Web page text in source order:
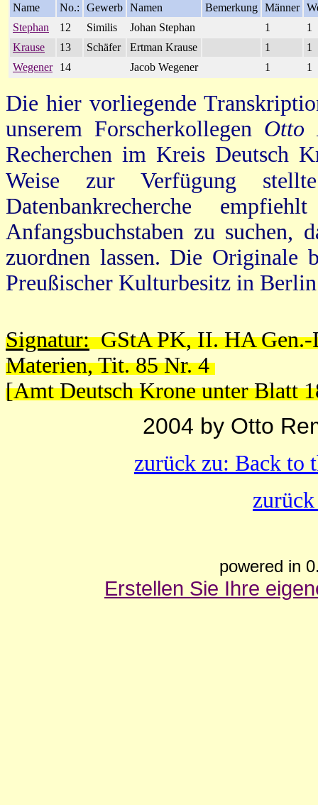
Name
No.: Gewerb Namen Bemerkung Männer
Stephan
12 Similis Johan Stephan 1
1
Krause
13 Schäfer Ertman Krause 1
1
Wegener
14 Jacob Wegener 1 1
Die hier vorliegende
unserem Forscherkollegen Otto
Recherchen im Kreis Deutsch
Weise zur Verfügung
Datenbankrecherche
Anfangsbuchstaben zu suchen,
zuordnen lassen. Die Originale
Preußischer Kulturbesitz in
Signatur:GStA PK, II. HA Gen.-
Materien, Tit. 85 Nr. 4
[Amt Deutsch Krone unter Blatt
2004 by Otto
zurück zu: Back to
powered in
Erstellen Sie Ihre